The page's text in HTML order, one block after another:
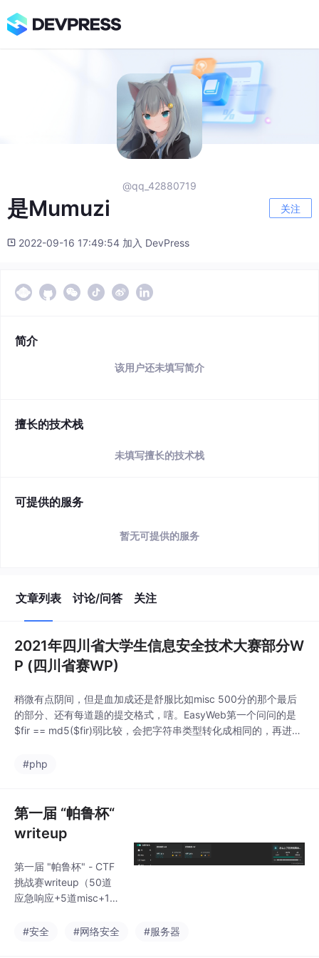
@qq_42880719
是Mumuzi 关注
2022-09-16 17:49:54 加入 DevPress
简介
该用户还未填写简介
擅长的技术栈
未填写擅长的技术栈
可提供的服务
暂无可提供的服务
文章列表 讨论/问答 关注
2021年四川省大学生信息安全技术大赛部分W
P (四川省赛WP)
稍微有点阴间，但是血加成还是舒服比如misc 500分的那个最后
的部分、还有每道题的提交格式，嗐。EasyWeb第一个问问的是
$fir == md5($fir)弱比较，会把字符串类型转化成相同的，再进行
网电脑一搜即可payload:10.1.117.1:20000/?fir=0e215962017回
#php
第一届 “帕鲁杯“
writeup
第一届 "帕鲁杯" - CTF
挑战赛writeup（50道
应急响应+5道misc+1cr
#安全
#网络安全 #服务器